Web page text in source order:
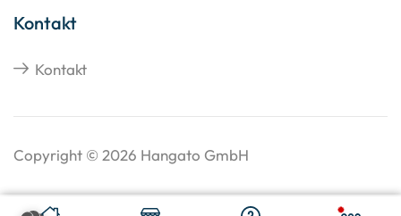
Kontakt
Kontakt
Copyright © 2026 Hangato GmbH